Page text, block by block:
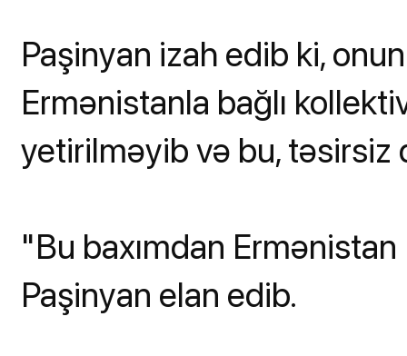
Paşinyan izah edib ki,
Ermənistanla bağlı
yetirilməyib və bu, təsirsiz
"Bu baxımdan
Paşinyan elan edib.